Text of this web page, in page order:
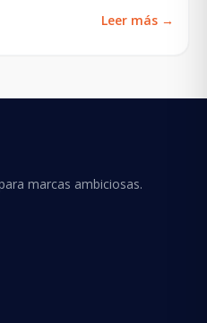
Leer más →
marcas ambiciosas.